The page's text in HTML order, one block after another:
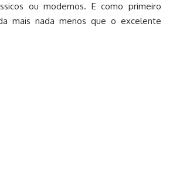
ou modernos. E como primeiro
mais nada menos que o excelente